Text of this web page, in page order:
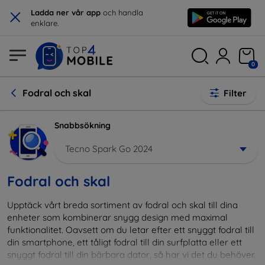
× Ladda ner vår app och handla
enklare.
0
Fodral och skal Filter
Snabbsökning
Tecno Spark Go 2024
Fodral och skal
Upptäck vårt breda sortiment av fodral och skal till dina
enheter som kombinerar snygg design med maximal
funktionalitet. Oavsett om du letar efter ett snyggt fodral till
din smartphone, ett tåligt fodral till din surfplatta eller ett
snyggt fodral till din bärbara dator, så har vi det du behöver.